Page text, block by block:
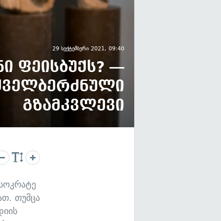
29 სექტემბერი 2021, 09:40
ფეისბუქს? —
გზამკვლევი
თუმცა